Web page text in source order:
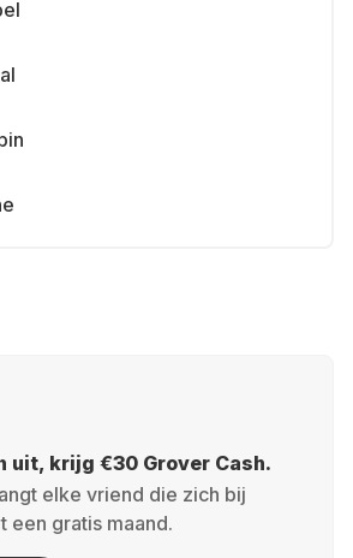
uit, krijg €30 Grover Cash.
elke vriend die zich bij
een gratis maand.